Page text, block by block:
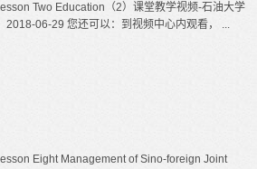
Two Education（2）课堂教学视频-石油大学
2018-06-29 您还可以：到视频中心内观看， ...
Eight Management of Sino-foreign Joint